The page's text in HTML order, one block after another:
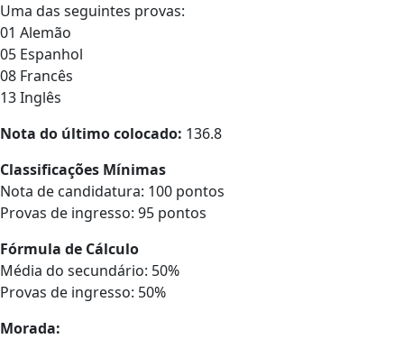
Uma das seguintes provas:
01 Alemão
05 Espanhol
08 Francês
13 Inglês
Nota do último colocado: 136.8
Classificações Mínimas
Nota de candidatura: 100 pontos
Provas de ingresso: 95 pontos
Fórmula de Cálculo
Média do secundário: 50%
Provas de ingresso: 50%
Morada: